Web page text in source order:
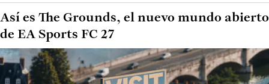
Así es The Grounds, el nuevo mundo abierto
de EA Sports FC 27